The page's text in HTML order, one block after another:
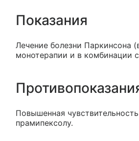
Показания
Лечение болезни Паркинсона
монотерапии и в комбинации
Повышенная
прамипексолу.